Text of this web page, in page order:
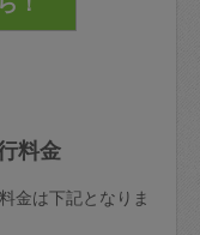
料金
金は下記となりま